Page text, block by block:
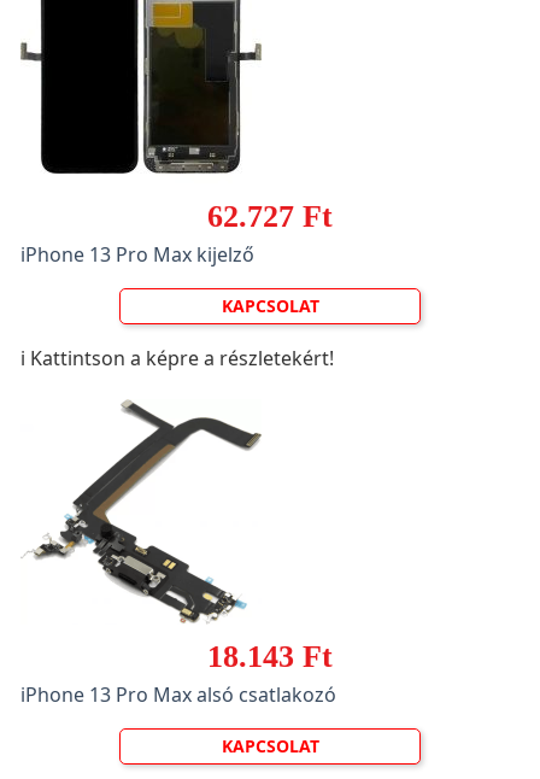
62.727 Ft
iPhone 13 Pro Max kijelző
KAPCSOLAT
ℹ️ Kattintson a képre a részletekért!
18.143 Ft
iPhone 13 Pro Max alsó csatlakozó
KAPCSOLAT